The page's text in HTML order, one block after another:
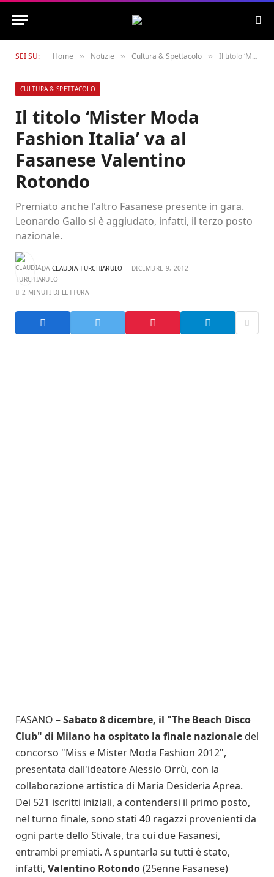
SEI SU: Home » Notizie » Cultura & Spettacolo » Il titolo ‘Mister Moda Fashion Italia’ va al Fasanese Valentino Rotondo
CULTURA & SPETTACOLO
Il titolo ‘Mister Moda
Fashion Italia’ va al
Fasanese Valentino
Rotondo
Premiato anche l'altro Fasanese presente in gara.
Leonardo Gallo si è aggiudato, infatti, il terzo posto
nazionale.
DA CLAUDIA TURCHIARULO DICEMBRE 9, 2012
2 MINUTI DI LETTURA
FASANO –Sabato 8 dicembre, il "The Beach Disco
Club" di Milano ha ospitato la finale nazionale del
concorso "Miss e Mister Moda Fashion 2012",
presentata dall'ideatore Alessio Orrù, con la
collaborazione artistica di Maria Desideria Aprea.
Dei 521 iscritti iniziali, a contendersi il primo posto,
nel turno finale, sono stati 40 ragazzi provenienti da
ogni parte dello Stivale, tra cui due Fasanesi,
entrambi premiati. A spuntarla su tutti è stato,
infatti, Valentino Rotondo(25enne Fasanese)